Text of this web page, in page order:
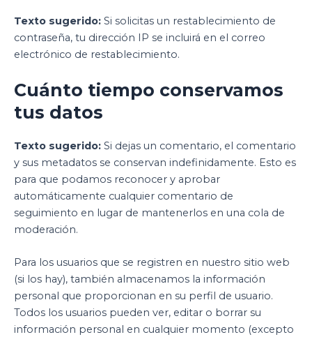
Texto sugerido: Si solicitas un restablecimiento de
contraseña, tu dirección IP se incluirá en el correo
electrónico de restablecimiento.
Cuánto tiempo conservamos
tus datos
Texto sugerido: Si dejas un comentario, el comentario
y sus metadatos se conservan indefinidamente. Esto es
para que podamos reconocer y aprobar
automáticamente cualquier comentario de
seguimiento en lugar de mantenerlos en una cola de
moderación.
Para los usuarios que se registren en nuestro sitio web
(si los hay), también almacenamos la información
personal que proporcionan en su perfil de usuario.
Todos los usuarios pueden ver, editar o borrar su
información personal en cualquier momento (excepto